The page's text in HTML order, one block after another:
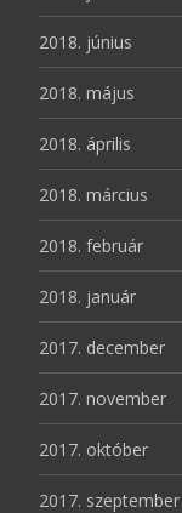
2018. június
2018. május
2018. április
2018. március
2018. február
2018. január
2017. december
2017. november
2017. október
2017. szeptember